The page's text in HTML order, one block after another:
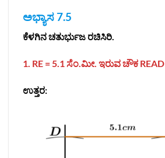
ಅಭ್ಯಾಸ 7.5
ಕೆಳಗಿನ ಚತುರ್ಭುಜ ರಚಿಸಿರಿ.
1. RE = 5.1 ಸೆಂ.ಮೀ. ಇರುವ ಚೌಕ READ
ಉತ್ತರ: